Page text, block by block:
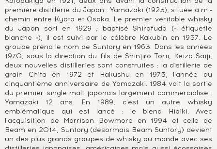
première distillerie du Japon : Yamazaki (1923), située à mi-
chemin entre Kyoto et Osaka. Le premier véritable whisky
du Japon sort en 1929 ; baptisé Shirofuda (« étiquette
blanche »), il est suivi par le célèbre Kakubin en 1937. Le
groupe prend le nom de Suntory en 1963. Dans les années
1970, sous la direction du fils de Shinjirō Torii, Keizo Saiji,
deux nouvelles distilleries sont construites : la distillerie de
grain Chita en 1972 et Hakushu en 1973, l'année du
cinquantième anniversaire de Yamazaki. 1984 voit la sortie
du premier single malt japonais largement commercialisé :
Yamazaki 12 ans. En 1989, c'est un autre whisky
emblématique qui est lancé : le blend Hibiki. Avec
l'acquisition de Morrison Bowmore en 1994 et celle de
Beam en 2014, Suntory (désormais Beam Suntory) devient
un des plus grands groupes de whisky au monde avec ses